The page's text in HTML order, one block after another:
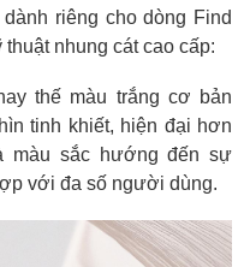
riêng cho dòng Find
nhung cát cao cấp:
thế màu trắng cơ bản
tinh khiết, hiện đại hơn
màu sắc hướng đến sự
với đa số người dùng.